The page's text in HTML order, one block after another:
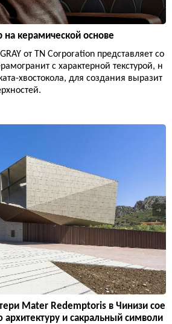
керамической основе
от TN Corporation представляет со
с характерной текстурой, н
хвостокола, для создания выразит
Mater Redemptoris в Чинизи сое
и сакральный символи